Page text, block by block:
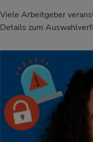
Viele Arbeitgeber
Details zum